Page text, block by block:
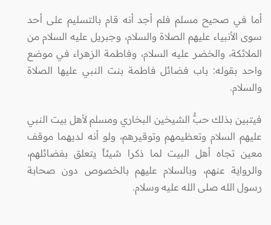
أما في صحيح مسلم فلم أجد أنه قام بالتسليم على أحد
سوى الأنبياء عليهم الصلاة والسلام، وجبريل عليه السلام من
الملائكة، والخضر عليه السلام، وفاطمة الزهراء في موضع
واحد بقوله: باب فضائل فاطمة بنت النبي عليها الصلاة
والسلام.
فيتبين بذلك حبُّ الشيخين البخاري ومسلم لأهل بيت النبي
عليهم السلام وتعظيمهم وتوقيرهم، ولو أنه لديهما موقف
معين تجاه أهل البيت لما ذكرا شيئاً يتعلق بفضائلهم،
والرواية عنهم، وبالسلام عليهم بالخصوص دون صحابة
رسول الله صلى الله عليه وسلام.